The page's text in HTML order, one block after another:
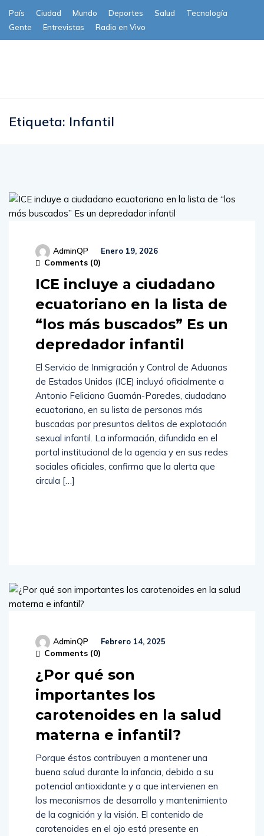
País Ciudad Mundo Deportes Salud
Tecnología
Gente
Entrevistas Radio en Vivo
Etiqueta: Infantil
AdminQP Enero 19, 2026
Comments (0)
ICE incluye a ciudadano
ecuatoriano en la lista de
“los más buscados” Es un
depredador infantil
El Servicio de Inmigración y Control de Aduanas
de Estados Unidos (ICE) incluyó oficialmente a
Antonio Feliciano Guamán-Paredes, ciudadano
ecuatoriano, en su lista de personas más
buscadas por presuntos delitos de explotación
sexual infantil. La información, difundida en el
portal institucional de la agencia y en sus redes
sociales oficiales, confirma que la alerta que
circula […]
AdminQP Febrero 14, 2025
Comments (0)
¿Por qué son
importantes los
carotenoides en la salud
materna e infantil?
Porque éstos contribuyen a mantener una
buena salud durante la infancia, debido a su
potencial antioxidante y a que intervienen en
los mecanismos de desarrollo y mantenimiento
de la cognición y la visión. El contenido de
carotenoides en el ojo está presente en